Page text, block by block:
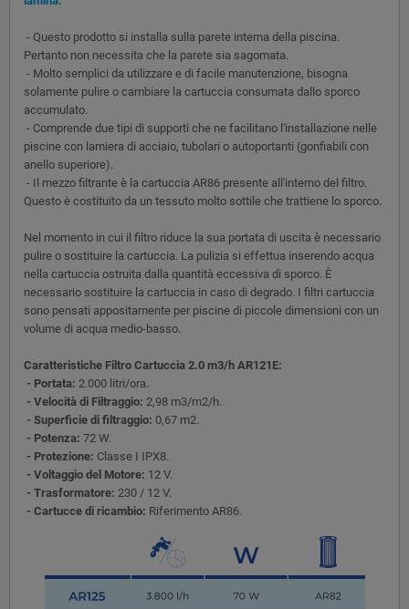
- Questo prodotto si installa sulla parete interna della piscina.
Pertanto non necessita che la parete sia sagomata.
- Molto semplici da utilizzare e di facile manutenzione, bisogna
solamente pulire o cambiare la cartuccia consumata dallo sporco
accumulato.
- Comprende due tipi di supporti che ne facilitano l'installazione nelle
piscine con lamiera di acciaio, tubolari o autoportanti (gonfiabili con
anello superiore).
- Il mezzo filtrante è la cartuccia AR86 presente all'interno del filtro.
Questo è costituito da un tessuto molto sottile che trattiene lo sporco.
Nel momento in cui il filtro riduce la sua portata di uscita è necessario
pulire o sostituire la cartuccia. La pulizia si effettua inserendo acqua
nella cartuccia ostruita dalla quantità eccessiva di sporco. È
necessario sostituire la cartuccia in caso di degrado. I filtri cartuccia
sono pensati appositamente per piscine di piccole dimensioni con un
volume di acqua medio-basso.
Caratteristiche Filtro Cartuccia 2.0 m3/h AR121E:
- Portata: 2.000 litri/ora.
- Velocità di Filtraggio: 2,98 m3/m2/h.
- Superficie di filtraggio: 0,67 m2.
- Potenza: 72 W.
- Protezione: Classe I IPX8.
- Voltaggio del Motore: 12 V.
- Trasformatore: 230 / 12 V.
- Cartucce di ricambio: Riferimento AR86.